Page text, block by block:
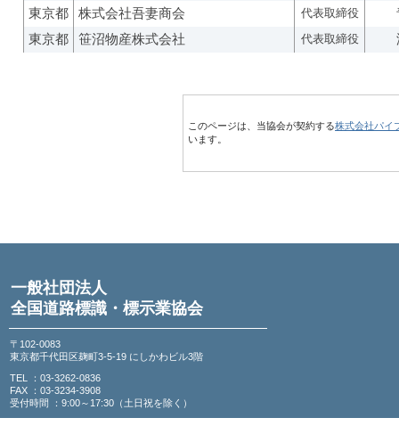
東京都
株式会社吾妻商会 代表取締役
東京都
笹沼物産株式会社 代表取締役
このページは、当協会が契約する株式会社パイ
います。
一般社団法人
全国道路標識・標示業協会
〒102-0083
東京都千代田区麹町3-5-19 にしかわビル3階
TEL ：03-3262-0836
FAX ：03-3234-3908
受付時間 ：9:00～17:30（土日祝を除く）